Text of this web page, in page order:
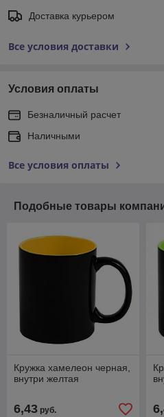
Доставка курьером
Все условия доставки
Условия оплаты
Безналичный расчет
Наличными
Все условия оплаты
Подобные товары
Кружка хамелеон черная,
внутри желтая
6,43 руб.